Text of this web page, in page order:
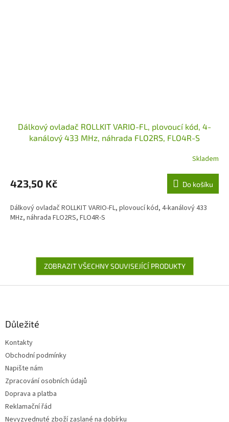
Dálkový ovladač ROLLKIT VARIO-FL, plovoucí kód, 4-
kanálový 433 MHz, náhrada FLO2RS, FLO4R-S
Skladem
423,50 Kč Do košíku
Dálkový ovladač ROLLKIT VARIO-FL, plovoucí kód, 4-kanálový 433
MHz, náhrada FLO2RS, FLO4R-S
ZOBRAZIT VŠECHNY SOUVISEJÍCÍ PRODUKTY
Důležité
Kontakty
Obchodní podmínky
Napište nám
Zpracování osobních údajů
Doprava a platba
Reklamační řád
Nevyzvednuté zboží zaslané na dobírku